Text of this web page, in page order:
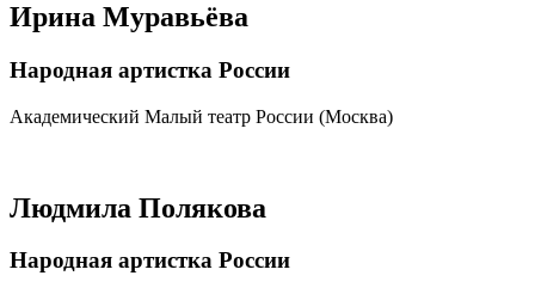
Ирина Муравьёва
Народная артистка России
Академический Малый театр России (Москва)
Людмила Полякова
Народная артистка России